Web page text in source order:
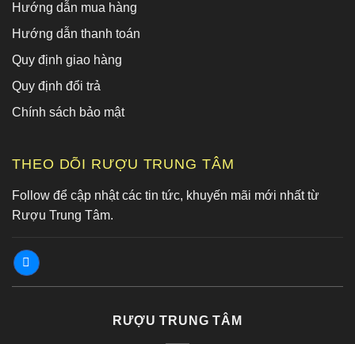
Hướng dẫn mua hàng
Hướng dẫn thanh toán
Quy định giao hàng
Quy định đổi trả
Chính sách bảo mật
THEO DÕI RƯỢU TRUNG TÂM
Follow để cập nhật các tin tức, khuyến mãi mới nhất từ
Rượu Trung Tâm.
RƯỢU TRUNG TÂM